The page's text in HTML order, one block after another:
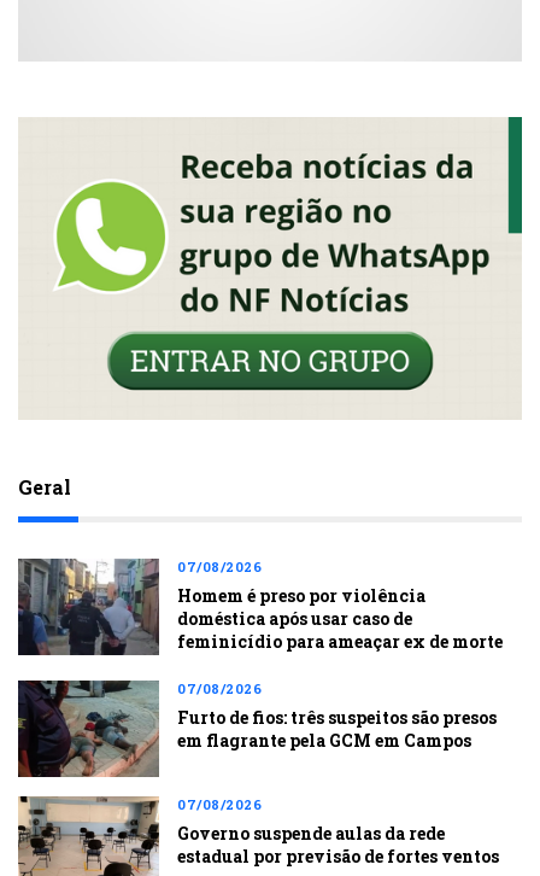
Geral
07/08/2026
Homem é preso por violência
doméstica após usar caso de
feminicídio para ameaçar ex de morte
07/08/2026
Furto de fios: três suspeitos são presos
em flagrante pela GCM em Campos
07/08/2026
Governo suspende aulas da rede
estadual por previsão de fortes ventos